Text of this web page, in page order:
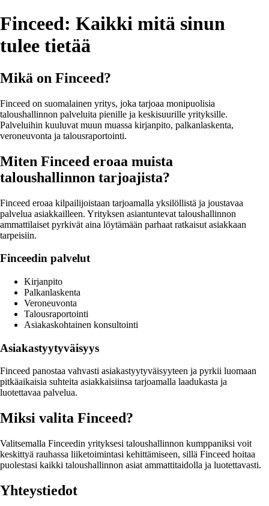
Finceed: Kaikki mitä sinun
tulee tietää
Mikä on Finceed?
Finceed on suomalainen yritys, joka tarjoaa monipuolisia
taloushallinnon palveluita pienille ja keskisuurille yrityksille.
Palveluihin kuuluvat muun muassa kirjanpito, palkanlaskenta,
veroneuvonta ja talousraportointi.
Miten Finceed eroaa muista
taloushallinnon tarjoajista?
Finceed eroaa kilpailijoistaan tarjoamalla yksilöllistä ja joustavaa
palvelua asiakkailleen. Yrityksen asiantuntevat taloushallinnon
ammattilaiset pyrkivät aina löytämään parhaat ratkaisut asiakkaan
tarpeisiin.
Finceedin palvelut
Kirjanpito
Palkanlaskenta
Veroneuvonta
Talousraportointi
Asiakaskohtainen konsultointi
Asiakastyytyväisyys
Finceed panostaa vahvasti asiakastyytyväisyyteen ja pyrkii luomaan
pitkäaikaisia suhteita asiakkaisiinsa tarjoamalla laadukasta ja
luotettavaa palvelua.
Miksi valita Finceed?
Valitsemalla Finceedin yrityksesi taloushallinnon kumppaniksi voit
keskittyä rauhassa liiketoimintasi kehittämiseen, sillä Finceed hoitaa
puolestasi kaikki taloushallinnon asiat ammattitaidolla ja luotettavasti.
Yhteystiedot